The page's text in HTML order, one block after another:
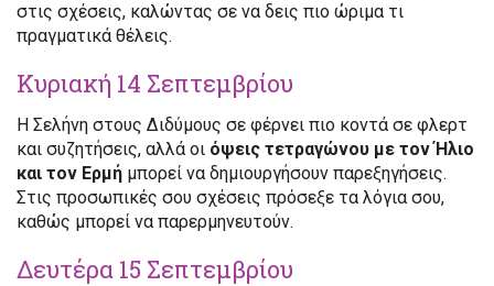
στις σχέσεις, καλώντας σε να δεις πιο ώριμα τι
πραγματικά θέλεις.
Κυριακή 14 Σεπτεμβρίου
Η Σελήνη στους Διδύμους σε φέρνει πιο κοντά σε φλερτ
και συζητήσεις, αλλά οι όψεις τετραγώνου με τον Ήλιο
και τον Ερμή μπορεί να δημιουργήσουν παρεξηγήσεις.
Στις προσωπικές σου σχέσεις πρόσεξε τα λόγια σου,
καθώς μπορεί να παρερμηνευτούν.
Δευτέρα 15 Σεπτεμβρίου